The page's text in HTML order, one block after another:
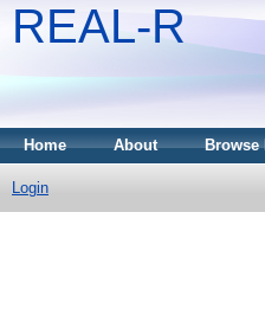
REAL-R
Home About Browse
Login